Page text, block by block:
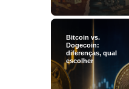
Bitcoin vs.
Dogecoin:
diferenças, qual
escolher